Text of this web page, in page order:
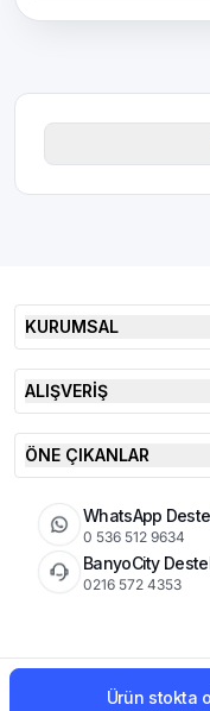
Ürün stokta
KURUMSAL
ALIŞVERİŞ
ÖNE ÇIKANLAR
WhatsApp
0 536 512 9634
BanyoCity
0216 572 4353
© 2026 Şimşek